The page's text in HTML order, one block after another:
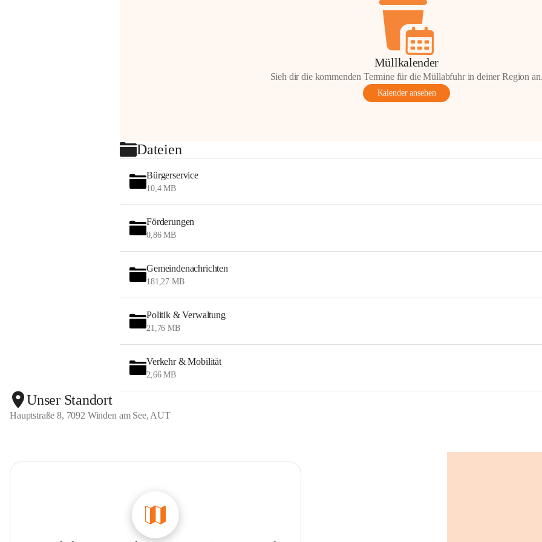
Müllkalender
Sieh dir die kommenden Termine für die Müllabfuhr in deiner Region
Kalender ansehen
Dateien
Bürgerservice
10,4 MB
Förderungen
0,86 MB
Gemeindenachrichten
181,27 MB
Politik & Verwaltung
21,76 MB
Verkehr & Mobilität
2,66 MB
Unser Standort
Hauptstraße 8, 7092 Winden am See, AUT